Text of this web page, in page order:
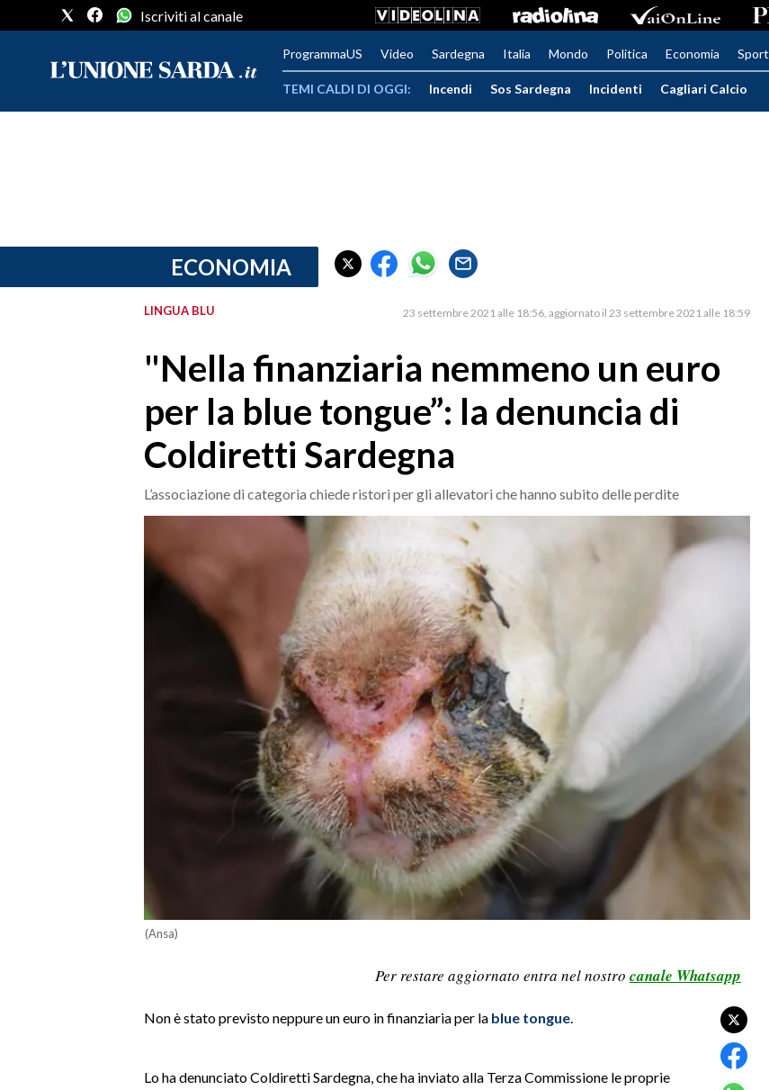
PROVINCIA DI CAGLIARI
Iscriviti al canale
ProgrammaUS Video Sardegna Italia Mondo Politica Economia Sport
TEMI CALDI DI OGGI: Incendi Sos Sardegna Incidenti Cagliari Calcio
ECONOMIA
LINGUA BLU 23 settembre 2021 alle 18:56 aggiornato il 23 settembre 2021 alle 18:59
"Nella finanziaria nemmeno un euro
per la blue tongue”: la denuncia di
Coldiretti Sardegna
L’associazione di categoria chiede ristori per gli allevatori che hanno subito delle perdite
(Ansa)
Per restare aggiornato entra nel nostro canale Whatsapp
Non è stato previsto neppure un euro in finanziaria per la blue tongue.
Lo ha denunciato Coldiretti Sardegna, che ha inviato alla Terza Commissione le proprie